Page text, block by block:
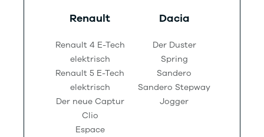
Renault
Renault 4 E-Tech
elektrisch
Renault 5 E-Tech
elektrisch
Der neue Captur
Clio
Espace
Dacia
Der Duster
Spring
Sandero
Sandero Stepway
Jogger